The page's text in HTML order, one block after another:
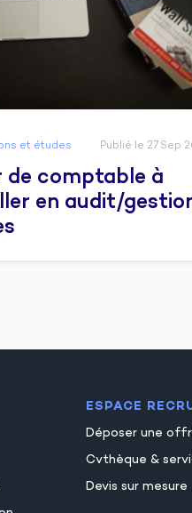
et études Publié le 27 Sep
de comptable à
en audit/
ESPACE
Déposer une
Cvthèque &
Devis sur mesure